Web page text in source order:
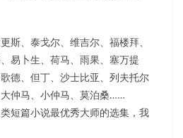
斯、泰戈尔、维吉尔、福楼拜、
易卜生、荷马、雨果、塞万提
德、但丁、沙士比亚、列夫托尔
仲马、小仲马、莫泊桑……
短篇小说最优秀大师的选集，我